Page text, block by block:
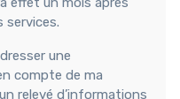
services.
une
compte de ma
relevé d’informations